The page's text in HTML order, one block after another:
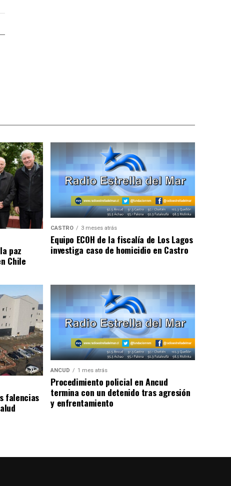
paz
Chile
CASTRO 3 meses atrás
Equipo ECOH de la fiscalía de Los Lagos
investiga caso de homicidio en Castro
falencias
ANCUD 1 mes atrás
Procedimiento policial en Ancud
termina con un detenido tras agresión
y enfrentamiento